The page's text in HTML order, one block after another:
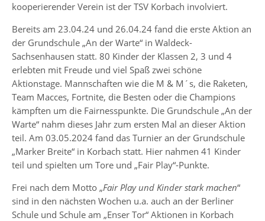
kooperierender Verein ist der TSV Korbach involviert.
Bereits am 23.04.24 und 26.04.24 fand die erste Aktion an
der Grundschule „An der Warte“ in Waldeck-
Sachsenhausen statt. 80 Kinder der Klassen 2, 3 und 4
erlebten mit Freude und viel Spaß zwei schöne
Aktionstage. Mannschaften wie die M & M´s, die Raketen,
Team Macces, Fortnite, die Besten oder die Champions
kämpften um die Fairnesspunkte. Die Grundschule „An der
Warte“ nahm dieses Jahr zum ersten Mal an dieser Aktion
teil. Am 03.05.2024 fand das Turnier an der Grundschule
„Marker Breite“ in Korbach statt. Hier nahmen 41 Kinder
teil und spielten um Tore und „Fair Play“-Punkte.
Frei nach dem Motto „Fair Play und Kinder stark machen“
sind in den nächsten Wochen u.a. auch an der Berliner
Schule und Schule am „Enser Tor“ Aktionen in Korbach